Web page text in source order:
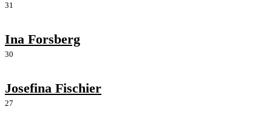
31
Ina Forsberg
30
Josefina Fischier
27